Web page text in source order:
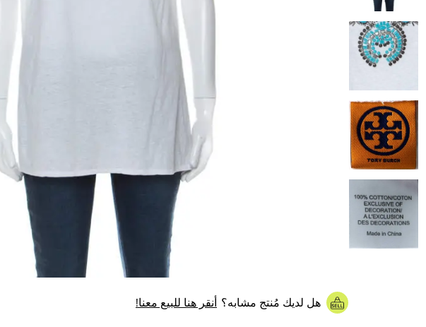
هل لديك مُنتج مشابه؟ أنقر هنا للبيع معنا!